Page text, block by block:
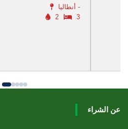
أنطاليا -
3
2
عن الشراء